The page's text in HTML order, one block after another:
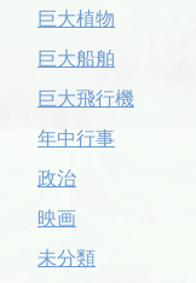
巨大植物
巨大船舶
巨大飛行機
年中行事
政治
映画
未分類